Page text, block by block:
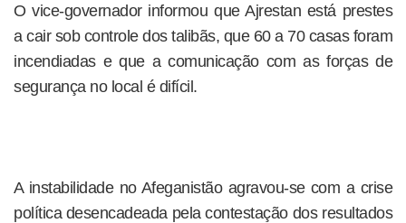
O vice-governador informou que Ajrestan está prestes
a cair sob controle dos talibãs, que 60 a 70 casas foram
incendiadas e que a comunicação com as forças de
segurança no local é difícil.
A instabilidade no Afeganistão agravou-se com a crise
política desencadeada pela contestação dos resultados